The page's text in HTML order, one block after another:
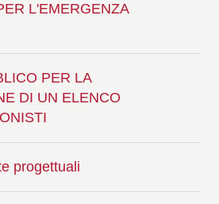
L'EMERGENZA
PER LA
DI UN ELENCO
progettuali